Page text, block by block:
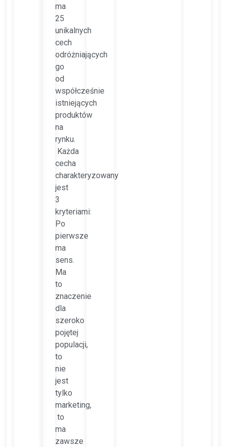
ma
25
unikalnych
cech
odróżniających
go
od
współcześnie
istniejących
produktów
na
rynku.
Każda
cecha
charakteryzowany
jest
3
kryteriami:
Po
pierwsze
ma
sens.
Ma
to
znaczenie
dla
szeroko
pojętej
populacji,
to
nie
jest
tylko
marketing,
to
ma
zawsze